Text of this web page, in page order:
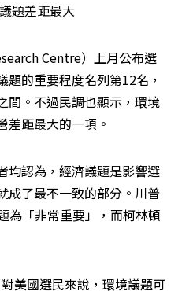
題差距最大
Centre）上月公布選
的重要程度名列第12名，
間。不過民調也顯示，環境
差距最大的一項。
均認為，經濟議題是影響選
成了最不一致的部分。川普
為「非常重要」，而柯林頓
美國選民來說，環境議題可